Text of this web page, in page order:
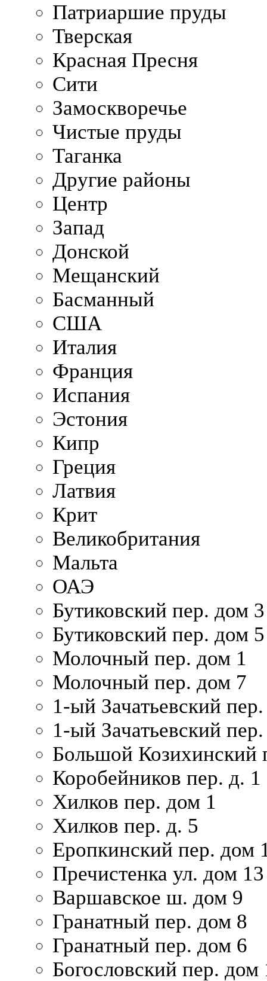
Патриаршие пруды
Тверская
Красная Пресня
Сити
Замоскворечье
Чистые пруды
Таганка
Другие районы
Центр
Запад
Донской
Мещанский
Басманный
США
Италия
Франция
Испания
Эстония
Кипр
Греция
Латвия
Крит
Великобритания
Мальта
ОАЭ
Бутиковский пер. дом 3
Бутиковский пер. дом 5
Молочный пер. дом 1
Молочный пер. дом 7
1-ый Зачатьевский
1-ый Зачатьевский
Большой Козихинский
Коробейников пер. д. 1
Хилков пер. дом 1
Хилков пер. д. 5
Еропкинский пер. дом
Пречистенка ул. дом 13
Варшавское ш. дом 9
Гранатный пер. дом 8
Гранатный пер. дом 6
Богословский пер.